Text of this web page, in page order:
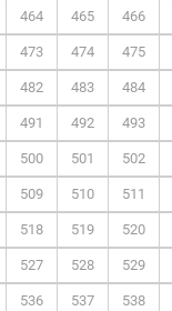
464 465 466
473 474 475
482 483 484
491 492 493
500 501 502
509 510 511
518 519 520
527 528 529
536 537 538